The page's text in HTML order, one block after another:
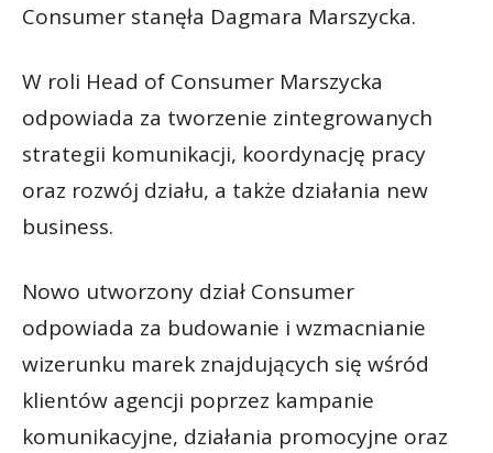
Consumer stanęła Dagmara Marszycka.
W roli Head of Consumer Marszycka
odpowiada za tworzenie zintegrowanych
strategii komunikacji, koordynację pracy
oraz rozwój działu, a także działania new
business.
Nowo utworzony dział Consumer
odpowiada za budowanie i wzmacnianie
wizerunku marek znajdujących się wśród
klientów agencji poprzez kampanie
komunikacyjne, działania promocyjne oraz